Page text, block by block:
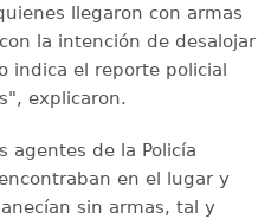
llegaron con armas
la intención de desalojar
indica el reporte policial
explicaron.
agentes de la Policía
en el lugar y
sin armas, tal y